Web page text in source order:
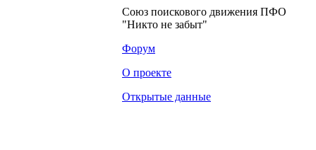
Союз поискового движения ПФО
"Никто не забыт"
Форум
О проекте
Открытые данные